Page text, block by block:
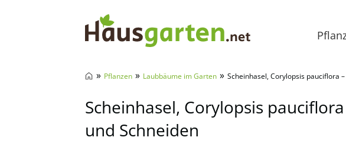
» Pflanzen » Laubbäume im Garten » Scheinhasel, Corylopsis pauciflora
Scheinhasel, Corylopsis
und Schneiden